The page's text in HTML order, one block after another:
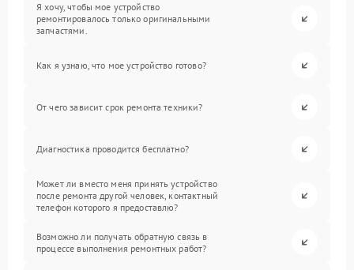
Я хочу, чтобы мое устройство
ремонтировалось только оригинальными
запчастями.
Как я узнаю, что мое устройство готово?
От чего зависит срок ремонта техники?
Диагностика проводится бесплатно?
Может ли вместо меня принять устройство
после ремонта другой человек, контактный
телефон которого я предоставлю?
Возможно ли получать обратную связь в
процессе выполнения ремонтных работ?